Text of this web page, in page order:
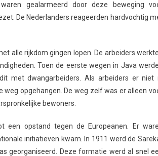
gealarmeerd door deze beweging
De Nederlanders reageerden hardvochtig
alle rijkdom gingen lopen. De arbeiders
Toen de eerste wegen in Java
met dwangarbeiders. Als arbeiders er niet
opgehangen. De weg zelf was er alleen
bewoners.
opstand tegen de Europeanen. Er
initiatieven kwam. In 1911 werd de
georganiseerd. Deze formatie werd al snel